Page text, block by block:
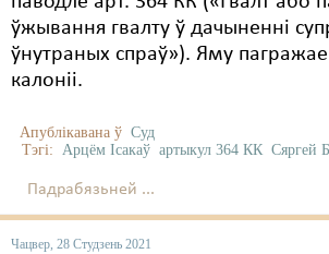
ўжывання гвалту ў дачыненні
ўнутраных спраў»). Яму
калоніі.
Апублікавана ў Суд
Тэгі: Арцём Ісакаў артыкул 364 КК Сяргей
Падрабязьней ...
Чацвер, 28 Студзень 2021